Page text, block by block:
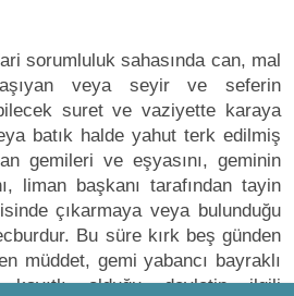
sorumluluk sahasında can, mal
veya seyir ve seferin
suret ve vaziyette karaya
batık halde yahut terk edilmiş
gemileri ve eşyasını, geminin
liman başkanı tarafından tayin
çıkarmaya veya bulunduğu
Bu süre kırk beş günden
müddet, gemi yabancı bayraklı
olduğu devletin ilgili